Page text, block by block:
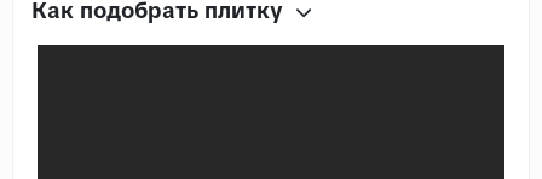
Как подобрать плитку